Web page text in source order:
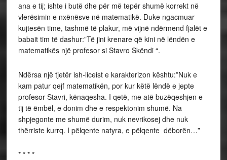
ana e tij; ishte i butë dhe për më tepër shumë korrekt në
vlerësimin e nxënësve në matematikë. Duke ngacmuar
kujtesën time, tashmë të plakur, më vijnë ndërmend fjalët e
babait tim të dashur:”Të jini krenare që kini në lëndën e
matematikës një profesor si Stavro Skëndi “.
Ndërsa një tjetër ish-liceist e karakterizon kështu:”Nuk e
kam patur qejf matematikën, por kur këtë lëndë e jepte
profesor Stavri, kënaqesha. I qetë, me atë buzëqeshjen e
tij të ëmbël, e donim dhe e respektonim shumë. Na
shpjegonte me shumë durim, nuk nevrikosej dhe nuk
thërriste kurrq. I pëlqente natyra, e pëlqente dëborën…”
* * * *